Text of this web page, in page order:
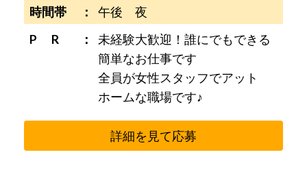
時間帯
午後 夜
P R
未経験大歓迎！誰にでもできる
簡単なお仕事です
全員が女性スタッフでアット
ホームな職場です♪
詳細を見て応募